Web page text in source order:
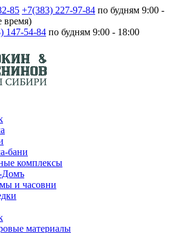
85 +7(383) 227-97-84 по будням 9:00 -
время)
147-54-84 по будням 9:00 - 18:00
бани
комплексы
Домъ
и часовни
материалы